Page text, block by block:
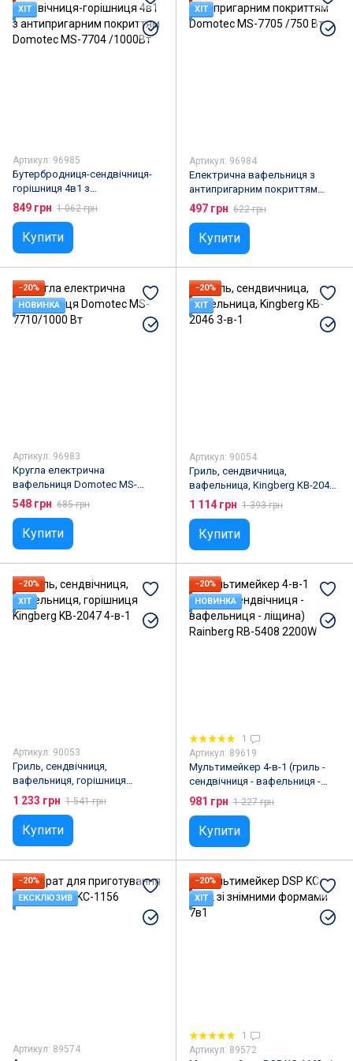
Сушарки для взуття Бургерниці
Йогуртниці Скиборізки
ХІТ
Артикул: 96985
Бутербродниця-сендвічниця-
горішниця 4в1 з
антипригарним покриттям
Domotec MS-7704 /1000Вт
849 грн 1 062 грн
Купити
ХІТ
Артикул: 96984
Електрична вафельниця з
антипригарним покриттям
Domotec MS-7705 /750 Вт
497 грн 622 грн
Купити
−20%
НОВИНКА
Артикул: 96983
Кругла електрична
вафельниця Domotec MS-
7710/1000 Вт
548 грн 685 грн
Купити
−20%
ХІТ
Артикул: 90054
Гриль, сендвичница,
вафельница, Kingberg KB-2046
3-в-1
1 114 грн 1 393 грн
Купити
−20%
ХІТ
Артикул: 90053
Гриль, сендвічниця,
вафельниця, горішниця
Kingberg KB-2047 4-в-1
1 233 грн 1 541 грн
Купити
−20%
НОВИНКА
1
Артикул: 89619
Мультимейкер 4-в-1 (гриль -
сендвічниця - вафельниця -
ліщина) Rainberg RB-5408
2200W
981 грн 1 227 грн
Купити
−20%
ЕКСКЛЮЗИВ
Артикул: 89574
−20%
ХІТ
1
Артикул: 89572